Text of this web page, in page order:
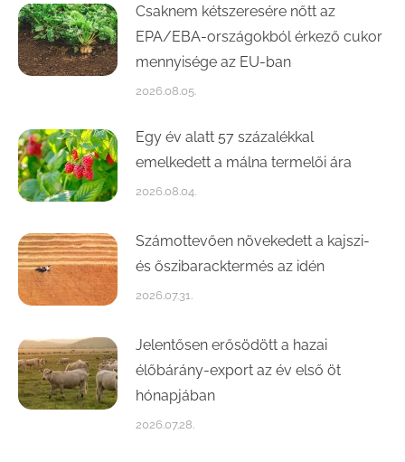
Csaknem kétszeresére nőtt az
EPA/EBA-országokból érkező cukor
mennyisége az EU-ban
2026.08.05.
Egy év alatt 57 százalékkal
emelkedett a málna termelői ára
2026.08.04.
Számottevően növekedett a kajszi-
és őszibaracktermés az idén
2026.07.31.
Jelentősen erősödött a hazai
élőbárány-export az év első öt
hónapjában
2026.07.28.